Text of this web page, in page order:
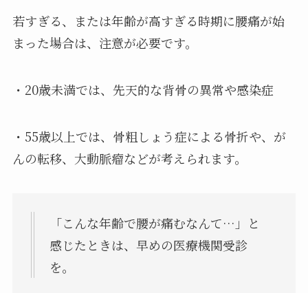
若すぎる、または年齢が高すぎる時期に腰痛が始
まった場合は、注意が必要です。
・20歳未満では、先天的な背骨の異常や感染症
・55歳以上では、骨粗しょう症による骨折や、が
んの転移、大動脈瘤などが考えられます。
「こんな年齢で腰が痛むなんて…」と
感じたときは、早めの医療機関受診
を。